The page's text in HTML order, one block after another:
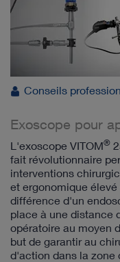
Conseils
Exoscope pour
L'exoscope VITOM®
fait révolutionnaire
interventions
et ergonomique élevé
différence d'un
place à une distance
opératoire au moyen
but de garantir au
d'action dans la zone